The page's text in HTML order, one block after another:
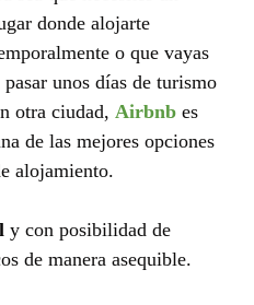
donde alojarte
o que vayas
pasar unos días de turismo
otra ciudad, Airbnb es
de las mejores opciones
alojamiento.
y con posibilidad de
de manera asequible.